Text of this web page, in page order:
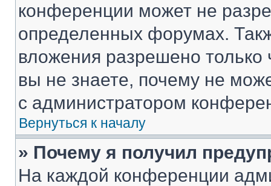
конференции может не
определенных форумах.
вложения разрешено
вы не знаете, почему не
с администратором
Вернуться к началу
» Почему я получил
На каждой конференции